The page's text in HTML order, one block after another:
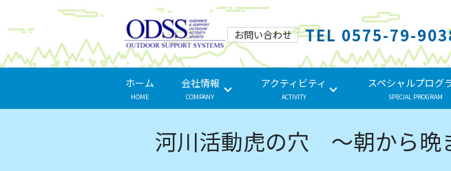
お問い合わせ TEL 0575-79-
ホーム
HOME
会社情報
COMPANY
アクティビティ
ACTIVITY
スペシャルプログ
SPECIAL PROGRAM
河川活動虎の穴 ～朝から晩